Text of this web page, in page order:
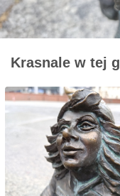
Krasnale w tej